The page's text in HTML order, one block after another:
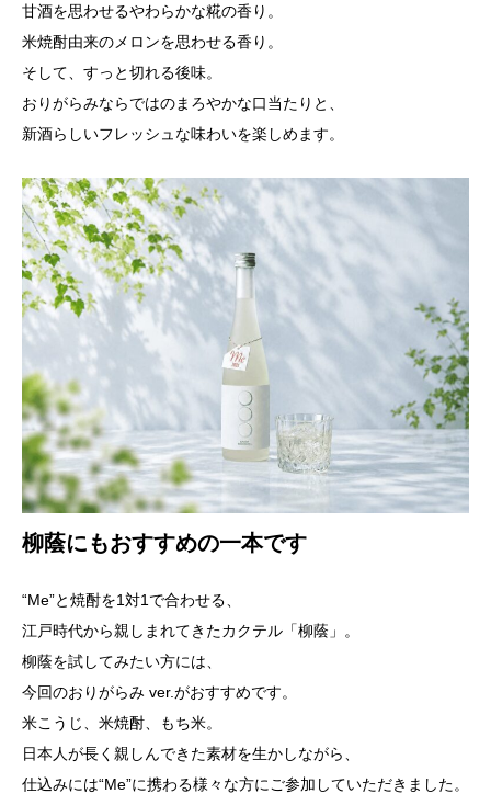
甘酒を思わせるやわらかな糀の香り。
米焼酎由来のメロンを思わせる香り。
そして、すっと切れる後味。
おりがらみならではのまろやかな口当たりと、
新酒らしいフレッシュな味わいを楽しめます。
柳蔭にもおすすめの一本です
“Me”と焼酎を1対1で合わせる、
江戸時代から親しまれてきたカクテル「柳蔭」。
柳蔭を試してみたい方には、
今回のおりがらみ ver.がおすすめです。
米こうじ、米焼酎、もち米。
日本人が長く親しんできた素材を生かしながら、
仕込みには“Me”に携わる様々な方にご参加していただきました。